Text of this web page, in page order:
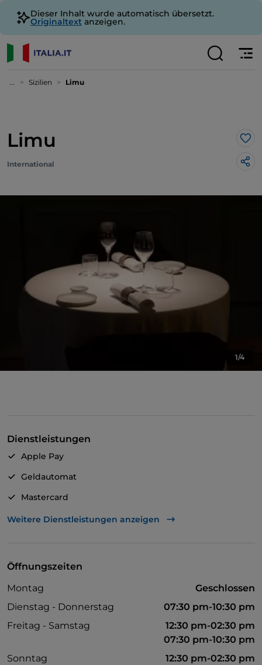
Dieser Inhalt wurde automatisch übersetzt.
Originaltext anzeigen.
... Sizilien Limu
Limu
International
1/4
Dienstleistungen
Apple Pay
Geldautomat
Mastercard
TheFork PAY
Weitere Dienstleistungen anzeigen
Öffnungszeiten
Montag
Geschlossen
Dienstag - Donnerstag
07:30 pm-10:30 pm
Freitag - Samstag
12:30 pm-02:30 pm
07:30 pm-10:30 pm
Sonntag
12:30 pm-02:30 pm